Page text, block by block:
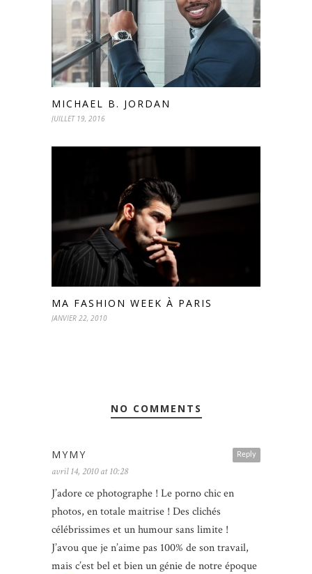
MICHAEL B. JORDAN
JUILLET 19, 2016
MA FASHION WEEK À PARIS
JANVIER 22, 2010
NO COMMENTS
Reply
MYMY
avril 14, 2010 at 10:28
J’adore ce photographe ! Le porno chic en
photos, en totale maitrise ! Des clichés
célébrissimes et un humour sans limite !
J’avou que je n’aime pas 100% de son travail,
mais c’est bel et bien un génie de notre époque